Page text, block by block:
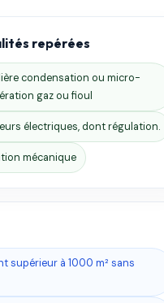
repérées
condensation ou micro-
gaz ou fioul
électriques, dont régulation.
mécanique
supérieur à 1000 m² sans